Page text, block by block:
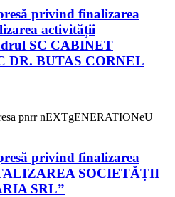
privind finalizarea
activității
SC CABINET
DR. BUTAS CORNEL
privind finalizarea
SOCIETĂȚII
SRL”